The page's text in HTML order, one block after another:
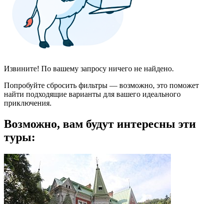
Извините! По вашему запросу ничего не найдено.
Попробуйте сбросить фильтры — возможно, это поможет
найти подходящие варианты для вашего идеального
приключения.
Возможно, вам будут интересны эти
туры: